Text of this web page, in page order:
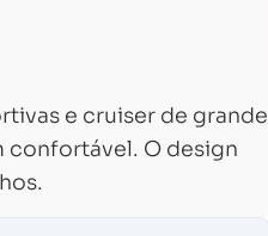
e cruiser de grande
confortável. O design